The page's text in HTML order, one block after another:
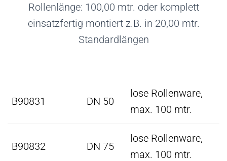
Rollenlänge: 100,00 mtr. oder komplett
einsatzfertig montiert z.B. in 20,00 mtr.
Standardlängen
B90831 DN 50
lose Rollenware,
max. 100 mtr.
B90832 DN 75
lose Rollenware,
max. 100 mtr.